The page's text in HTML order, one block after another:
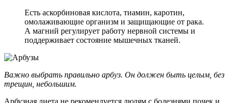
Есть аскорбиновая кислота, тиамин, каротин,
омолаживающие организм и защищающие от рака.
А магний регулирует работу нервной системы и
поддерживает состояние мышечных тканей.
Важно выбрать правильно арбуз. Он должен быть целым, без
трещин, небольшим.
Арбузная диета не рекомендуется людям с болезнями почек и